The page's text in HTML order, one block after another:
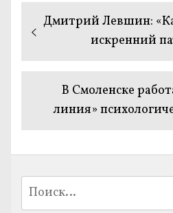
Навигация
по
Предыдущая
Дмитрий Левшин:
искренний
Следующая
запись:
В Смоленске
линия»
Найти: